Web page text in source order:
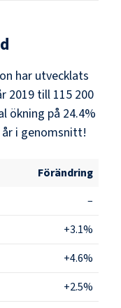
har utvecklats
2019 till 115 200
ökning på 24.4%
i genomsnitt!
Förändring
–
+3.1%
+4.6%
+2.5%